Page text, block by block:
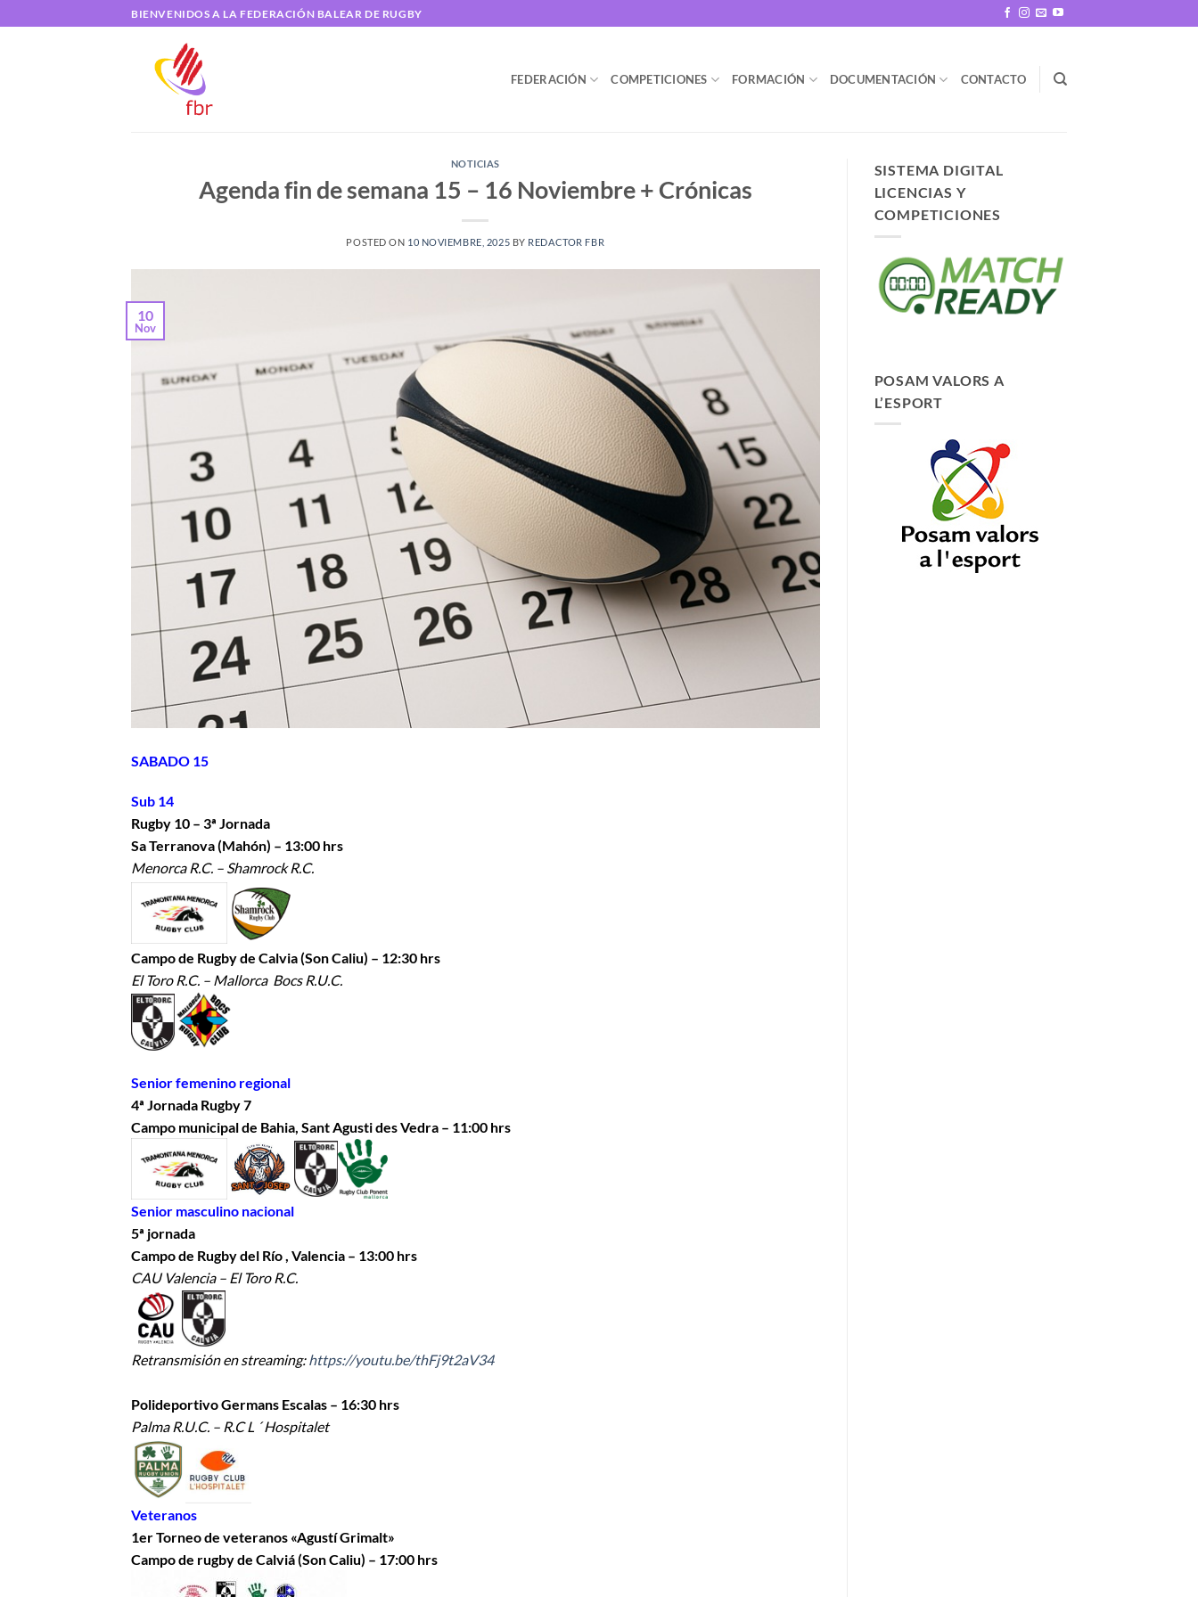
al
BIENVENIDOS A LA FEDERACIÓN BALEAR DE RUGBY
FEDERACIÓN COMPETICIONES FORMACIÓN DOCUMENTACIÓN CONTACTO
NOTICIAS
Agenda fin de semana 15 – 16 Noviembre + Crónicas
POSTED ON 10 NOVIEMBRE, 2025 BY REDACTOR FBR
10
Nov
SABADO 15
Sub 14
Rugby 10 – 3ª Jornada
Sa Terranova (Mahón) – 13:00 hrs
Menorca R.C. – Shamrock R.C.
Campo de Rugby de Calvia (Son Caliu) – 12:30 hrs
El Toro R.C. – Mallorca Bocs R.U.C.
Senior femenino regional
4ª Jornada Rugby 7
Campo municipal de Bahia, Sant Agusti des Vedra – 11:00 hrs
Senior masculino nacional
5ª jornada
Campo de Rugby del Río , Valencia – 13:00 hrs
CAU Valencia – El Toro R.C.
Retransmisión en streaming:https://youtu.be/thFj9t2aV34
Polideportivo Germans Escalas – 16:30 hrs
Palma R.U.C. – R.C L ´ Hospitalet
Veteranos
1er Torneo de veteranos «Agustí Grimalt»
Campo de rugby de Calviá (Son Caliu) – 17:00 hrs
SISTEMA DIGITAL
LICENCIAS Y
COMPETICIONES
POSAM VALORS A
L’ESPORT